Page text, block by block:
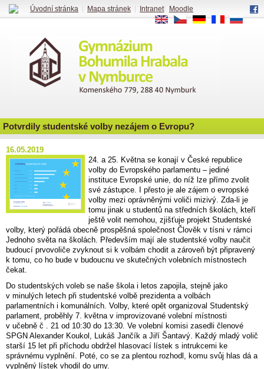
Potvrdily studentské volby nezájem o Evropu?
16.05.2019
24. a 25. Května se konají v České republice
volby do Evropského parlamentu – jediné
instituce Evropské unie, do níž lze přímo zvolit
své zástupce. I přesto je ale zájem o evropské
volby mezi oprávněnými voliči mizivý. Zda-li je
tomu jinak u studentů na středních školách, kteří
ještě volit nemohou, zjišťuje projekt Studentské
volby, který pořádá obecně prospěšná společnost Člověk v tísni v rámci
Jednoho světa na školách. Především mají ale studentské volby naučit
budoucí prvovoliče zvyknout si k volbám chodit a zároveň být připravený
k tomu, co ho bude v budoucnu ve skutečných volebních místnostech
čekat.
Do studentských voleb se naše škola i letos zapojila, stejně jako
v minulých letech při studentské volbě prezidenta a volbách
parlamentních i komunálních. Volby, které opět organizoval Studentský
parlament, proběhly 7. května v improvizované volební místnosti
v učebně č . 21 od 10:30 do 13:30. Ve volební komisi zasedli členové
SPGN Alexander Koukol, Lukáš Jančík a Jiří Šantavý. Každý mladý volič
starší 15 let při příchodu obdržel hlasovací lístek s intrukcemi ke
správnému vyplnění. Poté, co se za plentou rozhodl, komu svůj hlas dá a
vyplněný lístek vhodil do urny.
Úvodní stránka Mapa stránek Intranet|
Moodle
EN
CS DE FR RU